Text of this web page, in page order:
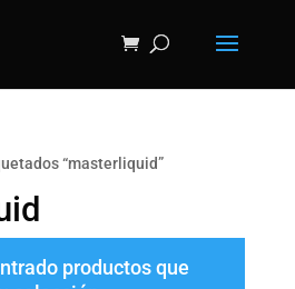
“masterliquid”
productos que